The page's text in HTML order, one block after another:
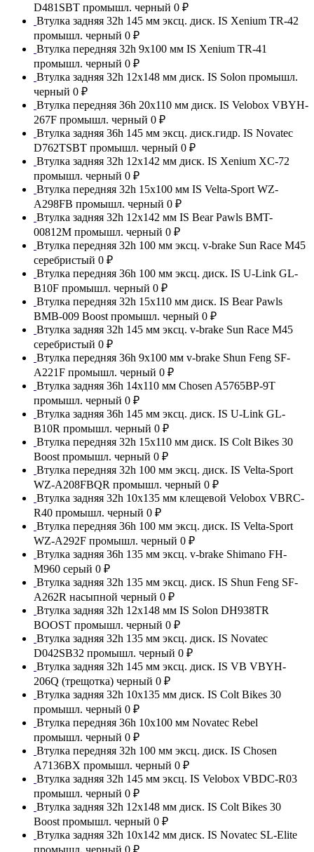
D481SBT промышл. черный 0 ₽
Втулка задняя 32h 145 мм эксц. диск. IS Xenium TR-42
промышл. черный 0 ₽
Втулка передняя 32h 9x100 мм IS Xenium TR-41
промышл. черный 0 ₽
Втулка задняя 32h 12x148 мм диск. IS Solon промышл.
черный 0 ₽
Втулка передняя 36h 20x110 мм диск. IS Velobox VBYH-
267F промышл. черный 0 ₽
Втулка задняя 36h 145 мм эксц. диск.гидр. IS Novatec
D762TSBT промышл. черный 0 ₽
Втулка задняя 32h 12x142 мм диск. IS Xenium XC-72
промышл. черный 0 ₽
Втулка передняя 32h 15x100 мм IS Velta-Sport WZ-
A298FB промышл. черный 0 ₽
Втулка задняя 32h 12x142 мм IS Bear Pawls BMT-
00812M промышл. черный 0 ₽
Втулка передняя 32h 100 мм эксц. v-brake Sun Race M45
серебристый 0 ₽
Втулка передняя 36h 100 мм эксц. диск. IS U-Link GL-
B10F промышл. черный 0 ₽
Втулка передняя 32h 15x110 мм диск. IS Bear Pawls
BMB-009 Boost промышл. черный 0 ₽
Втулка задняя 32h 145 мм эксц. v-brake Sun Race M45
серебристый 0 ₽
Втулка передняя 36h 9x100 мм v-brake Shun Feng SF-
A221F промышл. черный 0 ₽
Втулка задняя 36h 14x110 мм Chosen A5765BP-9T
промышл. черный 0 ₽
Втулка задняя 36h 145 мм эксц. диск. IS U-Link GL-
B10R промышл. черный 0 ₽
Втулка передняя 32h 15x110 мм диск. IS Colt Bikes 30
Boost промышл. черный 0 ₽
Втулка передняя 32h 100 мм эксц. диск. IS Velta-Sport
WZ-A208FBQR промышл. черный 0 ₽
Втулка задняя 32h 10x135 мм клещевой Velobox VBRC-
R40 промышл. черный 0 ₽
Втулка передняя 36h 100 мм эксц. диск. IS Velta-Sport
WZ-A292F промышл. черный 0 ₽
Втулка задняя 36h 135 мм эксц. v-brake Shimano FH-
M960 серый 0 ₽
Втулка задняя 32h 135 мм эксц. диск. IS Shun Feng SF-
A262R насыпной черный 0 ₽
Втулка задняя 32h 12x148 мм IS Solon DH938TR
BOOST промышл. черный 0 ₽
Втулка задняя 32h 135 мм эксц. диск. IS Novatec
D042SB32 промышл. черный 0 ₽
Втулка задняя 32h 145 мм эксц. диск. IS VB VBYH-
206Q (трещотка) черный 0 ₽
Втулка задняя 32h 10x135 мм диск. IS Colt Bikes 30
промышл. черный 0 ₽
Втулка передняя 36h 10x100 мм Novatec Rebel
промышл. черный 0 ₽
Втулка передняя 32h 100 мм эксц. диск. IS Chosen
A7136BX промышл. черный 0 ₽
Втулка задняя 32h 145 мм эксц. IS Velobox VBDC-R03
промышл. черный 0 ₽
Втулка задняя 32h 12x148 мм диск. IS Colt Bikes 30
Boost промышл. черный 0 ₽
Втулка задняя 32h 10x142 мм диск. IS Novatec SL-Elite
промышл. черный 0 ₽